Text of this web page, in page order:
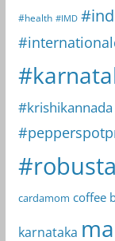
#health #IMD
#krishikannada
#robusta
cardamom coffee
karnataka